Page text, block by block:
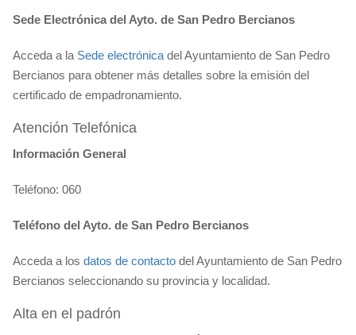
Sede Electrónica del Ayto. de San Pedro Bercianos
Acceda a la Sede electrónica del Ayuntamiento de San Pedro
Bercianos para obtener más detalles sobre la emisión del
certificado de empadronamiento.
Atención Telefónica
Información General
Teléfono: 060
Teléfono del Ayto. de San Pedro Bercianos
Acceda a los datos de contacto del Ayuntamiento de San Pedro
Bercianos seleccionando su provincia y localidad.
Alta en el padrón